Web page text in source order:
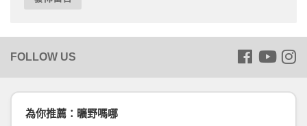
為你推薦：曠野嗎哪